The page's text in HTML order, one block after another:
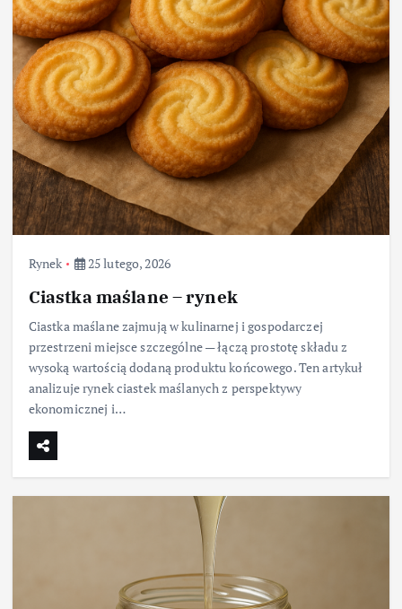
Rynek 25 lutego, 2026
Ciastka maślane – rynek
Ciastka maślane zajmują w kulinarnej i gospodarczej
przestrzeni miejsce szczególne — łączą prostotę składu z
wysoką wartością dodaną produktu końcowego. Ten artykuł
analizuje rynek ciastek maślanych z perspektywy
ekonomicznej i…